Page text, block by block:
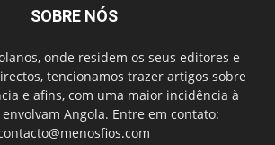
SOBRE NÓS
onde residem os seus editores e
tencionamos trazer artigos sobre
e afins, com uma maior incidência à
Angola. Entre em contato: